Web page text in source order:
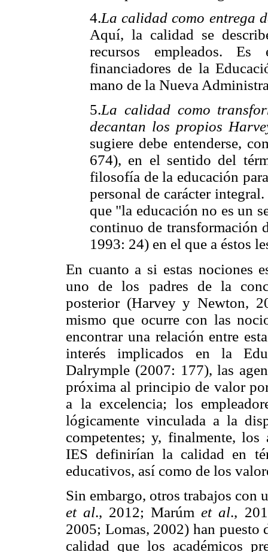
4.La calidad como entrega
Aquí, la calidad se
recursos empleados.
financiadores de la
mano de la Nueva
5.La calidad como
decantan los propios
sugiere debe entenderse,
674), en el sentido del
filosofía de la educación
personal de carácter
que "la educación no es un
continuo de transformación
1993: 24) en el que a éstos
En cuanto a si estas nociones
uno de los padres de la
posterior (Harvey y Newton,
mismo que ocurre con las
encontrar una relación entre
interés implicados en la
Dalrymple (2007: 177), las
próxima al principio de valor
a la excelencia; los
lógicamente vinculada a la
competentes; y, finalmente,
IES definirían la calidad en
educativos, así como de los
Sin embargo, otros trabajos con
et al., 2012; Marúmet al.,
2005; Lomas, 2002) han puesto
calidad que los académicos